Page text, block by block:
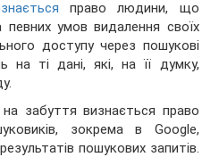
право людини, що
умов видалення своїх
доступу через пошукові
на ті дані, які, на її думку,
забуття визнається право
зокрема в Google,
пошукових запитів.